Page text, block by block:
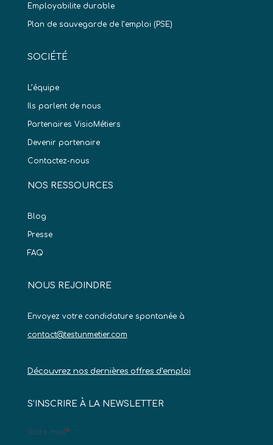
Employabilite durable
Plan de sauvegarde de l’emploi (PSE)
SOCIÉTÉ
L’équipe
Ils parlent de nous
Partenaires VisioMétiers
Devenir partenaire
Contactez-nous
NOS RESSOURCES
Blog
Presse
FAQ
NOUS REJOINDRE
Envoyez votre candidature spontanée à
contact@testunmetier.com
Découvrez nos dernières offres d’emploi
S’INSCRIRE À LA NEWSLETTER